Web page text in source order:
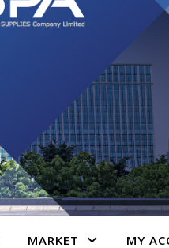
MARKET MY